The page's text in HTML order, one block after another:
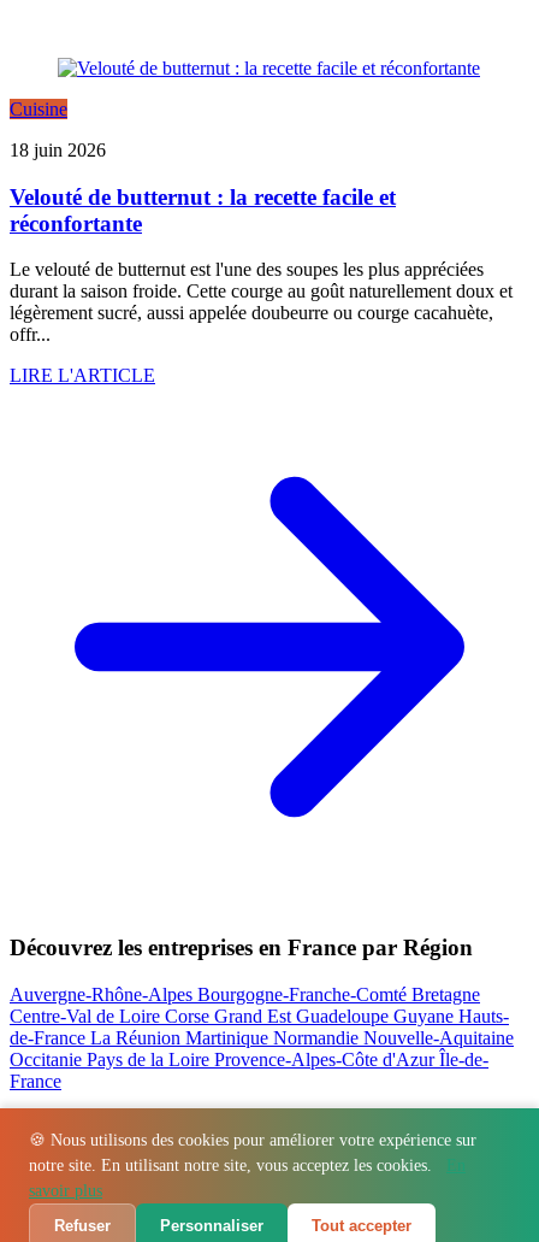
🍪 Nous utilisons des cookies pour améliorer votre expérience sur
notre site. En utilisant notre site, vous acceptez les cookies.
En
savoir plus
Refuser
Personnaliser Tout accepter
Cuisine
18 juin 2026
Velouté de butternut : la recette facile et
réconfortante
Le velouté de butternut est l'une des soupes les plus appréciées
durant la saison froide. Cette courge au goût naturellement doux et
légèrement sucré, aussi appelée doubeurre ou courge cacahuète,
offr...
LIRE L'ARTICLE
Découvrez les entreprises en France par Région
Auvergne-Rhône-Alpes Bourgogne-Franche-Comté Bretagne
Centre-Val de Loire Corse Grand Est Guadeloupe Guyane Hauts-
de-France La Réunion Martinique Normandie Nouvelle-Aquitaine
Occitanie Pays de la Loire Provence-Alpes-Côte d'AzurÎle-de-
France
Nos actualités les plus consultées
Régions - Départements - Villes - Entreprises - Marques Contact
Espace presse
© 2026 VillageBarKitchen. Tous droits réservés.